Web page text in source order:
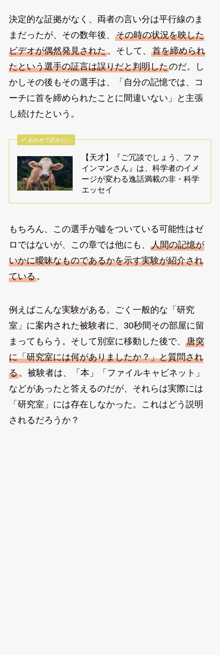
決定的な証拠がなく、両者の言い分は平行線のま
まだったが、その数年後、 その時の状況を映した
ビデオが偶然発見された。そして、 首を締められ
たという選手の証言は誤りだと判明したのだ。し
かしその後もその選手は、「自分の記憶では、コ
ーチに首を締められたことに間違いない」と主張
し続けたという。
あわせて読みたい
【天才】『ご冗談でしょう、ファ
インマンさん』は、科学者のイメ
ージが変わる逸話満載の非・科学
エッセイ
もちろん、この選手が嘘をついている可能性はゼ
ロではないが、この章では他にも、 人間の記憶が
いかに曖昧なものであるかを示す実験が紹介され
ている。
例えばこんな実験がある。ごく一般的な「研究
室」に案内された被験者に、30秒間その部屋に留
まってもらう。そして別室に移動した後で、 唐突
に「研究室には何がありましたか？」と質問され
る。被験者は、「本」「ファイルキャビネット」
などがあったと答えるのだが、それらは実際には
「研究室」には存在しなかった。これはどう説明
されるだろうか？